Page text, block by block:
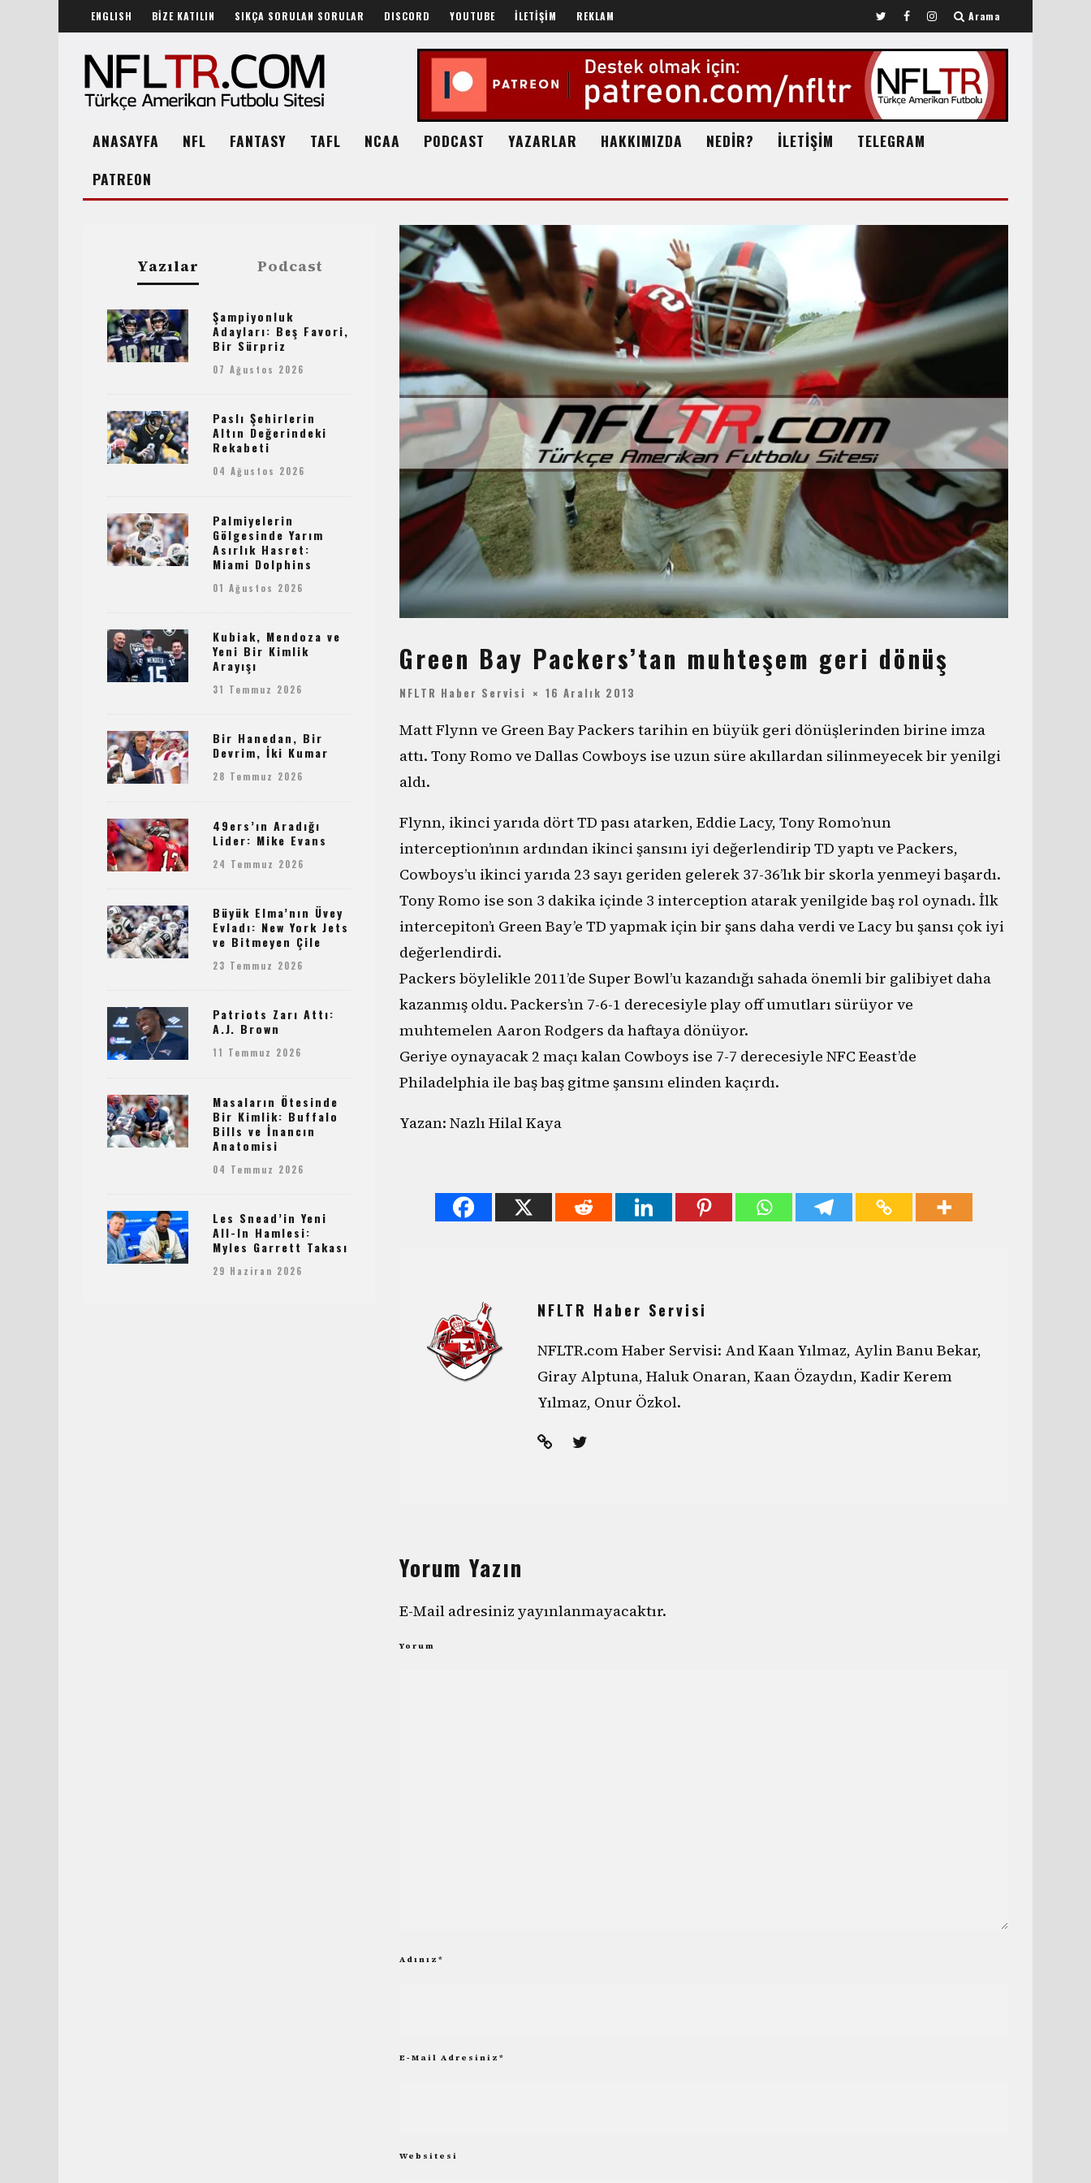
ENGLISH BİZE KATILIN SIKÇA SORULAN SORULAR DISCORD YOUTUBE İLETİŞİM REKLAM Arama
ANASAYFA NFL FANTASY TAFL NCAA PODCAST YAZARLAR HAKKIMIZDA NEDİR? İLETİŞİM
TELEGRAM
PATREON
Green Bay Packers’tan muhteşem geri dönüş
NFLTR Haber Servisi 16 Aralık 2013
Matt Flynn ve Green Bay Packers tarihin en büyük geri dönüşlerinden birine imza
attı. Tony Romo ve Dallas Cowboys ise uzun süre akıllardan silinmeyecek bir yenilgi
aldı.
Flynn, ikinci yarıda dört TD pası atarken, Eddie Lacy, Tony Romo’nun
interception’ının ardından ikinci şansını iyi değerlendirip TD yaptı ve Packers,
Cowboys’u ikinci yarıda 23 sayı geriden gelerek 37-36’lık bir skorla yenmeyi başardı.
Tony Romo ise son 3 dakika içinde 3 interception atarak yenilgide baş rol oynadı. İlk
intercepiton’ı Green Bay’e TD yapmak için bir şans daha verdi ve Lacy bu şansı çok iyi
değerlendirdi.
Packers böylelikle 2011’de Super Bowl’u kazandığı sahada önemli bir galibiyet daha
kazanmış oldu. Packers’ın 7-6-1 derecesiyle play off umutları sürüyor ve
muhtemelen Aaron Rodgers da haftaya dönüyor.
Geriye oynayacak 2 maçı kalan Cowboys ise 7-7 derecesiyle NFC Eeast’de
Philadelphia ile baş baş gitme şansını elinden kaçırdı.
Yazan: Nazlı Hilal Kaya
NFLTR Haber Servisi
NFLTR.com Haber Servisi: And Kaan Yılmaz, Aylin Banu Bekar,
Giray Alptuna, Haluk Onaran, Kaan Özaydın, Kadir Kerem
Yılmaz, Onur Özkol.
Yorum Yazın
E-Mail adresiniz yayınlanmayacaktır.
Yorum
Adınız *
E-Mail Adresiniz *
Websitesi
Yazılar Podcast
Şampiyonluk
Adayları: Beş Favori,
Bir Sürpriz
07 Ağustos 2026
Paslı Şehirlerin
Altın Değerindeki
Rekabeti
04 Ağustos 2026
Palmiyelerin
Gölgesinde Yarım
Asırlık Hasret:
Miami Dolphins
01 Ağustos 2026
Kubiak, Mendoza ve
Yeni Bir Kimlik
Arayışı
31 Temmuz 2026
Bir Hanedan, Bir
Devrim, İki Kumar
28 Temmuz 2026
49ers’ın Aradığı
Lider: Mike Evans
24 Temmuz 2026
Büyük Elma’nın Üvey
Evladı: New York Jets
ve Bitmeyen Çile
23 Temmuz 2026
Patriots Zarı Attı:
A.J. Brown
11 Temmuz 2026
Masaların Ötesinde
Bir Kimlik: Buffalo
Bills ve İnancın
Anatomisi
04 Temmuz 2026
Les Snead’in Yeni
All-In Hamlesi:
Myles Garrett Takası
29 Haziran 2026